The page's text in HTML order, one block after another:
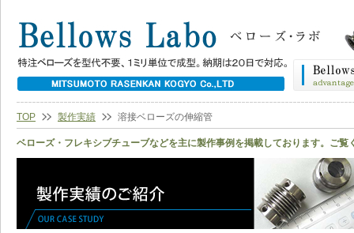
TOP 製作実績 溶接ベローズの伸縮管
ベローズ・フレキシブチューブなどを主に製作事例を掲載しております。ご覧